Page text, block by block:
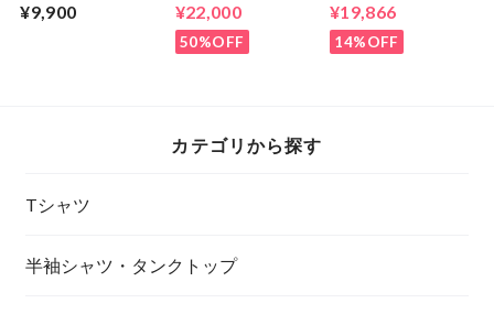
ナナ ショルダーバ
¥9,900
Track Jacket -BDU
¥22,000
50%OFF
¥19,866
14%OFF
カテゴリから探す
Tシャツ
半袖シャツ・タンクトップ